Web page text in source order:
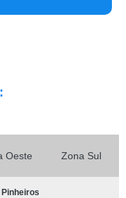
Oeste Zona Sul